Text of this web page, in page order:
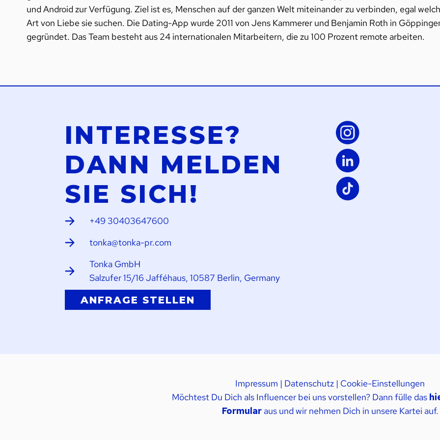
und Android zur Verfügung. Ziel ist es, Menschen auf der ganzen Welt miteinander zu verbinden, egal
Art von Liebe sie suchen. Die Dating-App wurde 2011 von Jens Kammerer und Benjamin Roth in
gegründet. Das Team besteht aus 24 internationalen Mitarbeitern, die zu 100 Prozent remote arbeiten.
INTERESSE?
DANN MELDEN
SIE SICH!
+49 30403647600
tonka@tonka-pr.com
Tonka GmbH
Salzufer 15/16 Jafféhaus, 10587 Berlin, Germany
ANFRAGE STELLEN
Impressum | Datenschutz | Cookie-Einstellungen
Möchtest Du Dich als Influencer bei uns vorstellen? Dann fülle das
Formularaus und wir nehmen Dich in unsere Kartei auf.